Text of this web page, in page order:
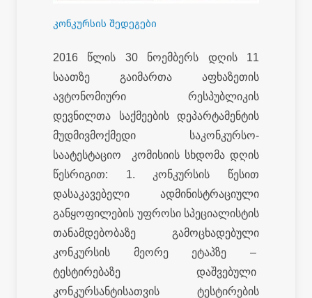
კონკურსის შედეგები
2016 წლის 30 ნოემბერს დღის 11
საათზე გაიმართა აფხაზეთის
ავტონომიური რესპუბლიკის
დევნილთა საქმეების დეპარტამენტის
მუდმივმოქმედი საკონკურსო-
საატესტაციო კომისიის სხდომა დღის
წესრიგით: 1. კონკურსის წესით
დასაკავებელი ადმინისტრაციული
განყოფილების უფროსი სპეციალისტის
თანამდებობაზე გამოცხადებული
კონკურსის მეორე ეტაპზე –
ტესტირებაზე დაშვებული
კონკურსანტისათვის ტესტირების